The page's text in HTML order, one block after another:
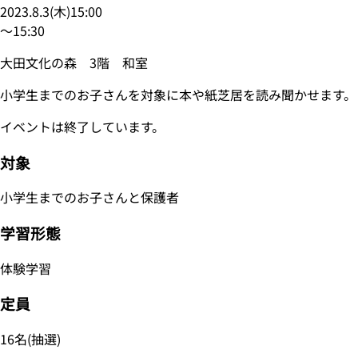
2023.8.3(木)15:00
〜15:30
大田文化の森 3階 和室
小学生までのお子さんを対象に本や紙芝居を読み聞かせます。
イベントは終了しています。
対象
小学生までのお子さんと保護者
学習形態
体験学習
定員
16名(抽選)